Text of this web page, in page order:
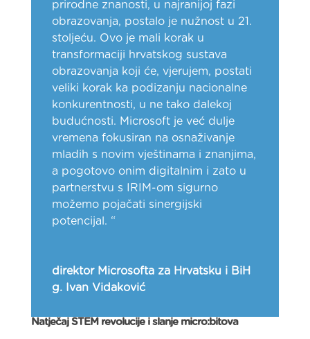
prirodne znanosti, u najranijoj fazi
obrazovanja, postalo je nužnost u 21.
stoljeću. Ovo je mali korak u
transformaciji hrvatskog sustava
obrazovanja koji će, vjerujem, postati
veliki korak ka podizanju nacionalne
konkurentnosti, u ne tako dalekoj
budućnosti. Microsoft je već dulje
vremena fokusiran na osnaživanje
mladih s novim vještinama i znanjima,
a pogotovo onim digitalnim i zato u
partnerstvu s IRIM-om sigurno
možemo pojačati sinergijski
potencijal. “
direktor Microsofta za Hrvatsku i BiH
g. Ivan Vidaković
Natječaj STEM revolucije i slanje micro:bitova